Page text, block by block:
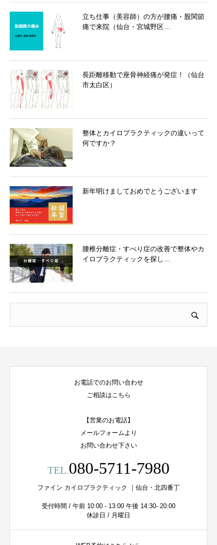
立ち仕事（美容師）の方が腰痛・股関節
痛で来院（仙台・宮城野区…
長距離移動で座骨神経痛が発症！（仙台
市太白区）
整体とカイロプラクティックの違いって
何ですか？
新年明けましておめでとうございます
腰椎分離症・すべり症の改善で整体やカ
イロプラクティックを探し…
お電話でのお問い合わせ
ご相談はこちら
【営業のお電話】
メールフォームより
お問い合わせ下さい
TEL.080-5711-7980
ファイン カイロプラクティック ｜仙台・北四番丁
受付時間 / 午前 10:00 - 13:00 午後 14:30- 20:00
休診日 / 月曜日